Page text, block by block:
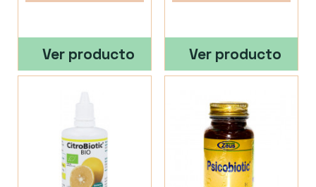
Ver producto Ver producto